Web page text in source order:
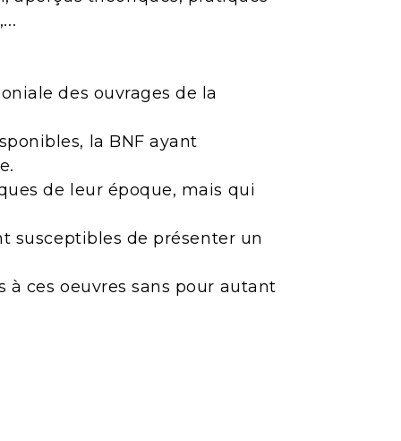
des ouvrages de la
la BNF ayant
de leur époque, mais qui
susceptibles de présenter un
ces oeuvres sans pour autant